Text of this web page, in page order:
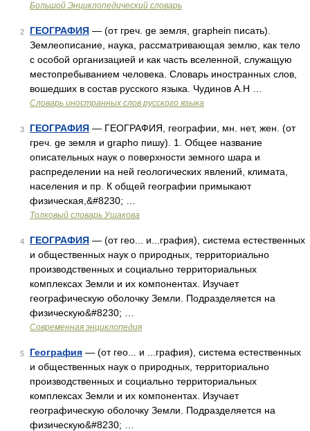
Большой Энциклопедический словарь
2 ГЕОГРАФИЯ — (от греч. ge земля, graphein писать).
Землеописание, наука, рассматривающая землю, как тело
с особой организацией и как часть вселенной, служащую
местопребыванием человека. Словарь иностранных слов,
вошедших в состав русского языка. Чудинов А.Н …
Словарь иностранных слов русского языка
3 ГЕОГРАФИЯ — ГЕОГРАФИЯ, географии, мн. нет, жен. (от
греч. ge земля и grapho пишу). 1. Общее название
описательных наук о поверхности земного шара и
распределении на ней геологических явлений, климата,
населения и пр. К общей географии примыкают
физическая,&#8230; …
Толковый словарь Ушакова
4 ГЕОГРАФИЯ — (от гео... и...графия), система естественных
и общественных наук о природных, территориально
производственных и социально территориальных
комплексах Земли и их компонентах. Изучает
географическую оболочку Земли. Подразделяется на
физическую&#8230; …
Современная энциклопедия
5 География — (от гео... и ...графия), система естественных
и общественных наук о природных, территориально
производственных и социально территориальных
комплексах Земли и их компонентах. Изучает
географическую оболочку Земли. Подразделяется на
физическую&#8230; …